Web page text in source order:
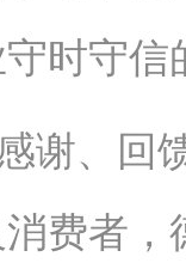
时守信
谢、回
费者，